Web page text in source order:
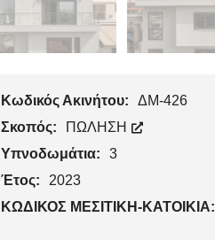
Κωδικός Ακινήτου: ΔΜ-426
Σκοπός:
ΠΩΛΗΣΗ
Υπνοδωμάτια:
3
Έτος:
2023
ΚΩΔΙΚΟΣ ΜΕΣΙΤΙΚΗ-ΚΑΤΟΙΚΙΑ: